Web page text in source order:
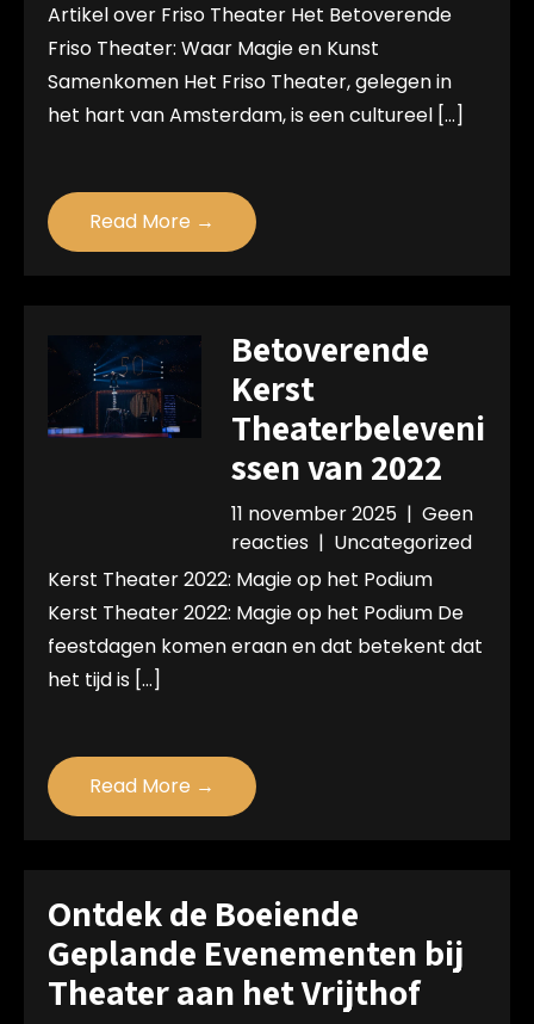
Artikel over Friso Theater Het Betoverende
Friso Theater: Waar Magie en Kunst
Samenkomen Het Friso Theater, gelegen in
het hart van Amsterdam, is een cultureel […]
Read More →
Betoverende
Kerst
Theaterbeleveni
ssen van 2022
11 november 2025 | Geen
reacties | Uncategorized
Kerst Theater 2022: Magie op het Podium
Kerst Theater 2022: Magie op het Podium De
feestdagen komen eraan en dat betekent dat
het tijd is […]
Read More →
Ontdek de Boeiende
Geplande Evenementen bij
Theater aan het Vrijthof